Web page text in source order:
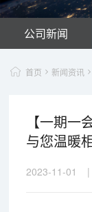
公司新闻
首页 新闻资讯
【一期
与您温暖
2023-11-01 |